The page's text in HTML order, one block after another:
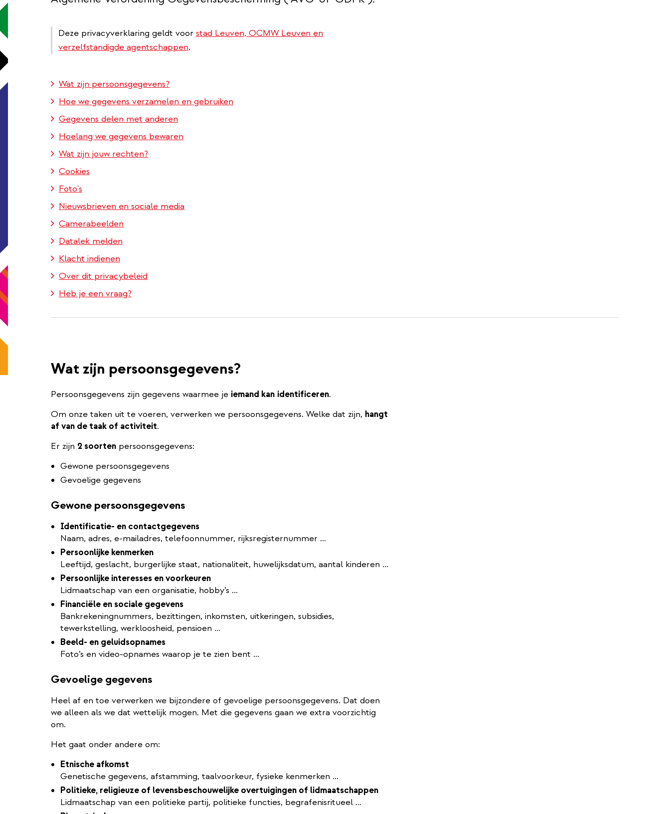
Deze privacyverklaring geldt voor stad Leuven, OCMW Leuven en
verzelfstandigde agentschappen.
Wat zijn persoonsgegevens?
Hoe we gegevens verzamelen en gebruiken
Gegevens delen met anderen
Hoelang we gegevens bewaren
Wat zijn jouw rechten?
Cookies
Foto's
Nieuwsbrieven en sociale media
Camerabeelden
Datalek melden
Klacht indienen
Over dit privacybeleid
Heb je een vraag?
Wat zijn persoonsgegevens?
Persoonsgegevens zijn gegevens waarmee je iemand kan identificeren.
Om onze taken uit te voeren, verwerken we persoonsgegevens. Welke dat zijn, hangt
af van de taak of activiteit.
Er zijn 2 soorten persoonsgegevens:
Gewone persoonsgegevens
Gevoelige gegevens
Gewone persoonsgegevens
Identificatie- en contactgegevens
Naam, adres, e-mailadres, telefoonnummer, rijksregisternummer …
Persoonlijke kenmerken
Leeftijd, geslacht, burgerlijke staat, nationaliteit, huwelijksdatum, aantal kinderen …
Persoonlijke interesses en voorkeuren
Lidmaatschap van een organisatie, hobby’s …
Financiële en sociale gegevens
Bankrekeningnummers, bezittingen, inkomsten, uitkeringen, subsidies,
tewerkstelling, werkloosheid, pensioen …
Beeld- en geluidsopnames
Foto’s en video-opnames waarop je te zien bent ...
Gevoelige gegevens
Heel af en toe verwerken we bijzondere of gevoelige persoonsgegevens. Dat doen
we alleen als we dat wettelijk mogen. Met die gegevens gaan we extra voorzichtig
om.
Het gaat onder andere om:
Etnische afkomst
Genetische gegevens, afstamming, taalvoorkeur, fysieke kenmerken ...
Politieke, religieuze of levensbeschouwelijke overtuigingen of lidmaatschappen
Lidmaatschap van een politieke partij, politieke functies, begrafenisritueel …